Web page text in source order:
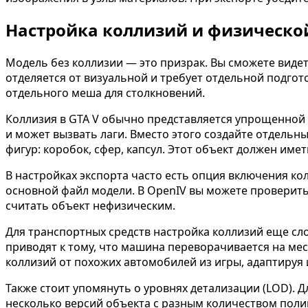
Настройка коллизий и
Модель без коллизии — это призрак. Вы сможете
отделяется от визуальной и требует отдельной
отдельного меша для столкновений.
Коллизия в GTA V обычно представляется
и может вызвать лаги. Вместо этого создайте
фигур: коробок, сфер, капсул. Этот объект должен
В настройках экспорта часто есть опция включения
основной файл модели. В OpenIV вы можете
считать объект нефизическим.
Для транспортных средств настройка коллизий еще
приводят к тому, что машина переворачивается на
коллизий от похожих автомобилей из игры,
Также стоит упомянуть о уровнях детализации
несколько версий объекта с разным количеством